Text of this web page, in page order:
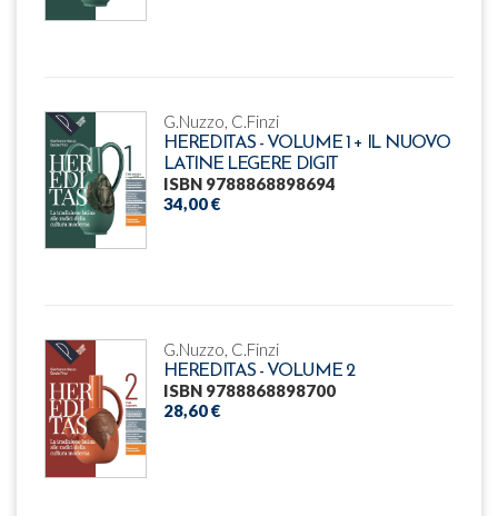
G.Nuzzo, C.Finzi
HEREDITAS - VOLUME 1 + IL NUOVO
LATINE LEGERE DIGIT
ISBN 9788868898694
34,00 €
G.Nuzzo, C.Finzi
HEREDITAS - VOLUME 2
ISBN 9788868898700
28,60 €